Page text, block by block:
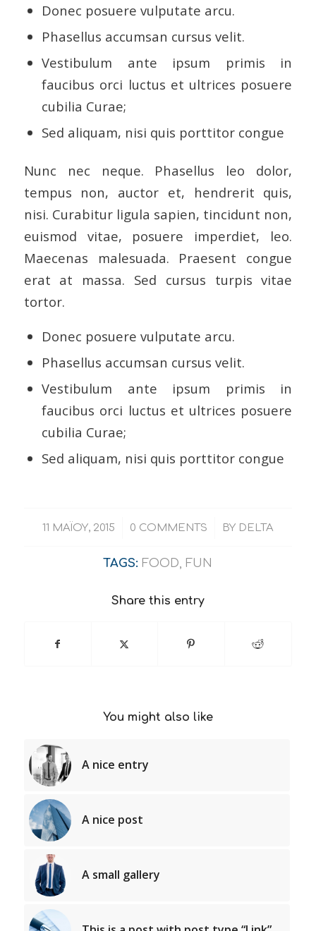
Donec posuere vulputate arcu.
Phasellus accumsan cursus velit.
Vestibulum ante ipsum primis in
faucibus orci luctus et ultrices posuere
cubilia Curae;
Sed aliquam, nisi quis porttitor congue
Nunc nec neque. Phasellus leo dolor,
tempus non, auctor et, hendrerit quis,
nisi. Curabitur ligula sapien, tincidunt non,
euismod vitae, posuere imperdiet, leo.
Maecenas malesuada. Praesent congue
erat at massa. Sed cursus turpis vitae
tortor.
Donec posuere vulputate arcu.
Phasellus accumsan cursus velit.
Vestibulum ante ipsum primis in
faucibus orci luctus et ultrices posuere
cubilia Curae;
Sed aliquam, nisi quis porttitor congue
11 ΜΑΪ́ΟΥ, 2015
/ 0 COMMENTS
/ BY DELTA
TAGS: FOOD, FUN
Share this entry
You might also like
A nice entry
A nice post
A small gallery